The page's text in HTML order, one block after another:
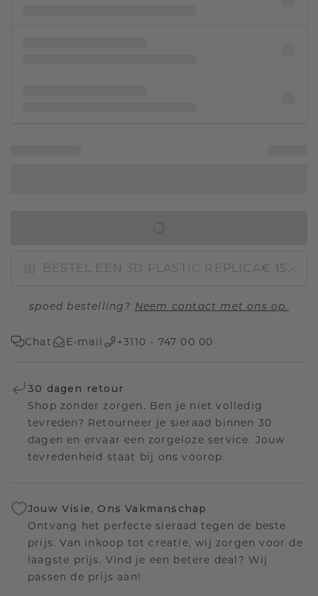
BESTEL EEN 3D PLASTIC REPLICA€ 15,-
spoed bestelling? Neem contact met ons op.
Chat E-mail +3110 - 747 00 00
30 dagen retour
Shop zonder zorgen. Ben je niet volledig
tevreden? Retourneer je sieraad binnen 30
dagen en ervaar een zorgeloze service. Jouw
tevredenheid staat bij ons voorop.
Jouw Visie, Ons Vakmanschap
Ontvang het perfecte sieraad tegen de beste
prijs. Van inkoop tot creatie, wij zorgen voor de
laagste prijs. Vind je een betere deal? Wij
passen de prijs aan!